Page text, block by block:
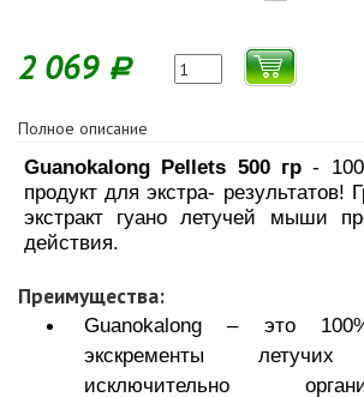
2 069 Р
Полное описание
Guanokalong Pellets 500 гр-
продукт для экстра- результатов!
экстракт гуано летучей мыши
действия.
Преимущества:
Guanokalong – это
экскременты
исключительно